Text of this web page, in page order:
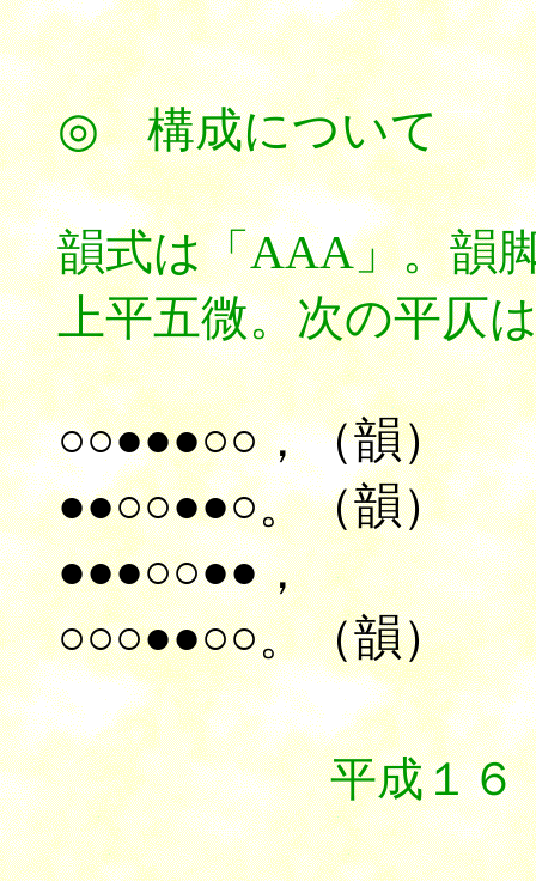
◎ 構成について
韻式は「AAA」。韻
上平五微。次の平仄
○○●●●○○，（韻）
●●○○●●○。（韻）
●●●○○●●，
○○○●●○○。（韻）
平成１６
５